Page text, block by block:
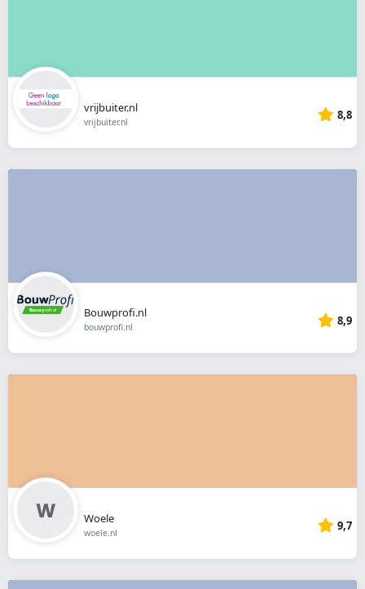
vrijbuiter.nl
vrijbuiter.nl 8,8
Bouwprofi.nl
bouwprofi.nl 8,9
Woele
woele.nl 9,7